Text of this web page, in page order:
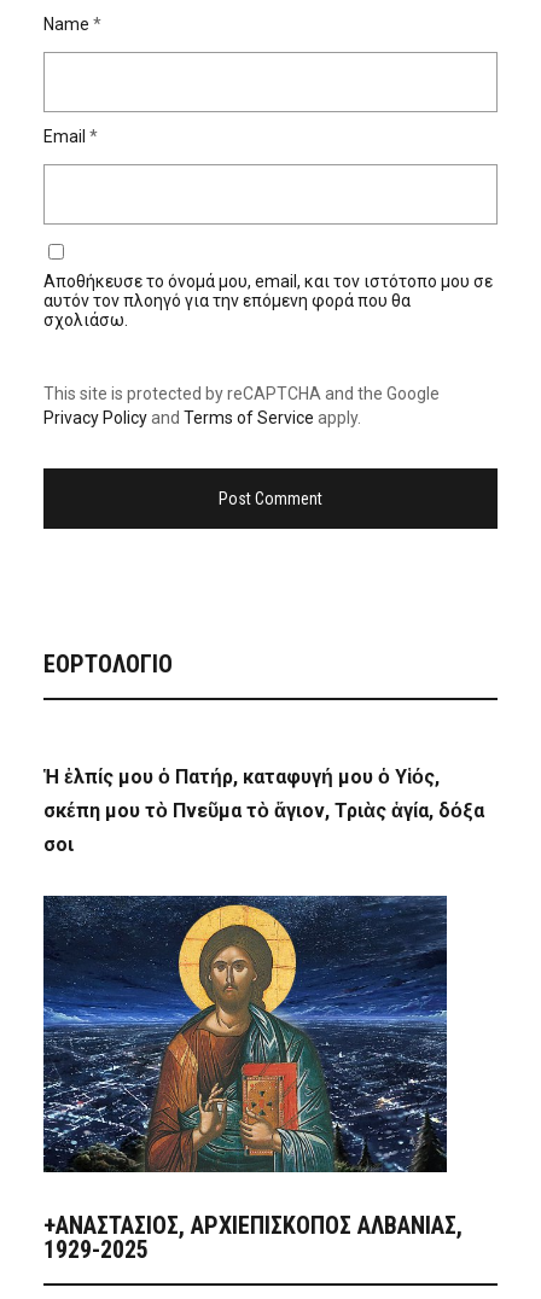
Name *
Email *
Αποθήκευσε το όνομά μου, email, και τον ιστότοπο μου σε
αυτόν τον πλοηγό για την επόμενη φορά που θα
σχολιάσω.
This site is protected by reCAPTCHA and the Google
Privacy Policyand Terms of Service apply.
ΕΟΡΤΟΛΟΓΙΟ
Ἡ ἐλπίς μου ὁ Πατήρ, καταφυγή μου ὁ Υἱός,
σκέπη μου τὸ Πνεῦμα τὸ ἅγιον, Τριὰς ἁγία, δόξα
σοι
+ΑΝΑΣΤΆΣΙΟΣ, ΑΡΧΙΕΠΊΣΚΟΠΟΣ ΑΛΒΑΝΊΑΣ,
1929-2025